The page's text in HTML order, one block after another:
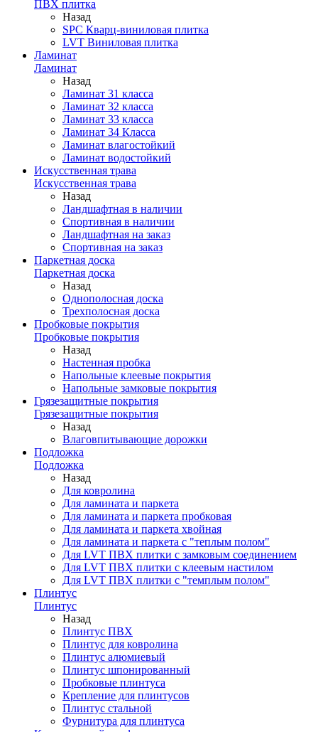
ПВХ плитка
Назад
SPC Кварц-виниловая плитка
LVT Виниловая плитка
Ламинат
Ламинат
Назад
Ламинат 31 класса
Ламинат 32 класса
Ламинат 33 класса
Ламинат 34 Класса
Ламинат влагостойкий
Ламинат водостойкий
Искусственная трава
Искусственная трава
Назад
Ландшафтная в наличии
Спортивная в наличии
Ландшафтная на заказ
Спортивная на заказ
Паркетная доска
Паркетная доска
Назад
Однополосная доска
Трехполосная доска
Пробковые покрытия
Пробковые покрытия
Назад
Настенная пробка
Напольные клеевые покрытия
Напольные замковые покрытия
Грязезащитные покрытия
Грязезащитные покрытия
Назад
Влаговпитывающие дорожки
Подложка
Подложка
Назад
Для ковролина
Для ламината и паркета
Для ламината и паркета пробковая
Для ламината и паркета хвойная
Для ламината и паркета с "теплым полом"
Для LVT ПВХ плитки с замковым соединением
Для LVT ПВХ плитки с клеевым настилом
Для LVT ПВХ плитки с "темплым полом"
Плинтус
Плинтус
Назад
Плинтус ПВХ
Плинтус для ковролина
Плинтус алюмиевый
Плинтус шпонированный
Пробковые плинтуса
Крепление для плинтусов
Плинтус стальной
Фурнитура для плинтуса